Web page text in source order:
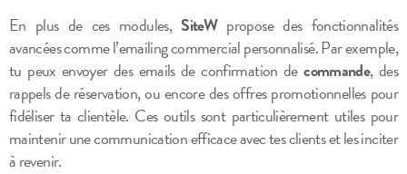
En plus de ces modules, SiteWpropose des fonctionnalités
avancées comme l’emailing commercial personnalisé. Par exemple,
tu peux envoyer des emails de confirmation decommande, des
rappels de réservation, ou encore des offres promotionnelles pour
fidéliser ta clientèle. Ces outils sont particulièrement utiles pour
maintenir une communication efficace avec tes clients et les inciter
à revenir.